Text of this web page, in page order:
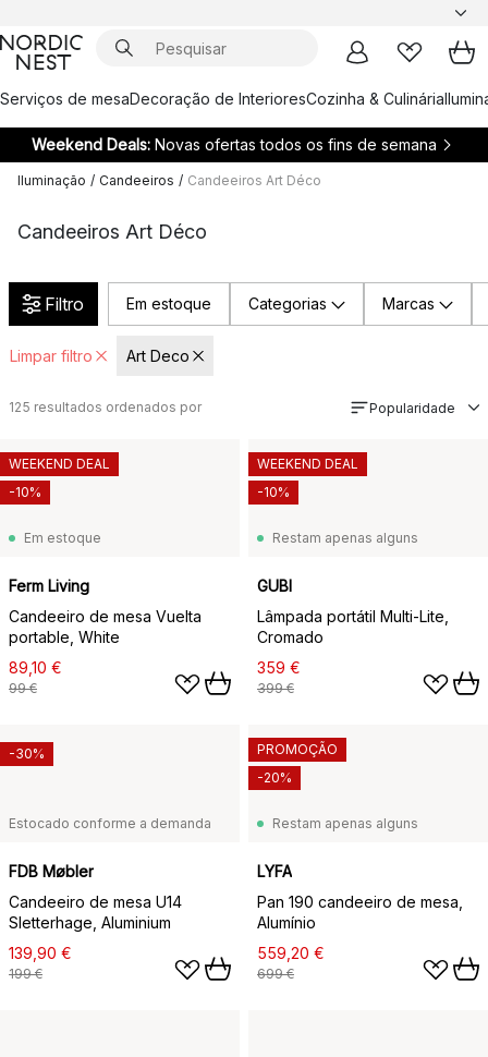
Serviços de mesaDecoração de InterioresCozinha & Culinária
Weekend Deals: Novas ofertas todos os fins de semana
Iluminação / Candeeiros / Candeeiros Art Déco
Candeeiros Art Déco
Filtro Em estoque Categorias Marcas
Limpar filtro Art Deco
125 resultados ordenados por Popularidade
Em estoque
Ferm Living
Candeeiro de mesa Vuelta
portable, White
89,10 €
99 €
WEEKEND DEAL
-10%
Restam apenas alguns
GUBI
Lâmpada portátil Multi-Lite,
Cromado
359 €
399 €
WEEKEND DEAL
-10%
Estocado conforme a demanda
FDB Møbler
Candeeiro de mesa U14
Sletterhage, Aluminium
139,90 €
199 €
-30%
Restam apenas alguns
LYFA
Pan 190 candeeiro de mesa,
Alumínio
559,20 €
699 €
PROMOÇÃO
-20%